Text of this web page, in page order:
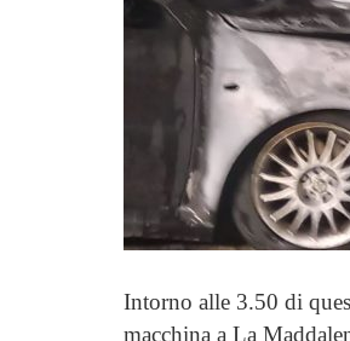
Intorno alle 3.50 di
macchina a La